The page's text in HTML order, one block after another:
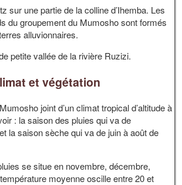
sur une partie de la colline d’Ihemba. Les
du groupement du Mumosho sont formés
alluvionnaires.
petite vallée de la rivière Ruzizi.
et végétation
joint d’un climat tropical d’altitude à
: la saison des pluies qui va de
la saison sèche qui va de juin à août de
se situe en novembre, décembre,
moyenne oscille entre 20 et